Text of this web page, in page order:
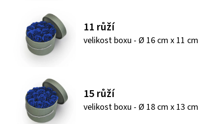
11 růží
velikost boxu - Ø 16 cm x 11 cm
15 růží
velikost boxu - Ø 18 cm x 13 cm